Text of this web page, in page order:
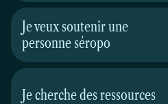
Je veux soutenir une
personne séropo
Je cherche des ressources